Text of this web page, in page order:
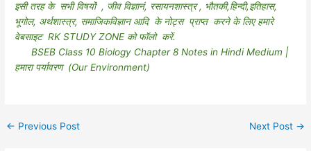
इसी तरह के सभी विषयों , जीव विज्ञानं, रसायनशास्त्र , भौतकी,हिन्दी,इतिहास,
भूगोल, अर्थशास्त्र, समाजिकविज्ञान आदि के नोट्स प्राप्त करने के लिए हमारे
वेबसाइट RK STUDY ZONE को फॉलो करें.
BSEB Class 10 Biology Chapter 8 Notes in Hindi Medium |
हमारा पर्यावरण (Our Environment)
← Previous Post Next Post →